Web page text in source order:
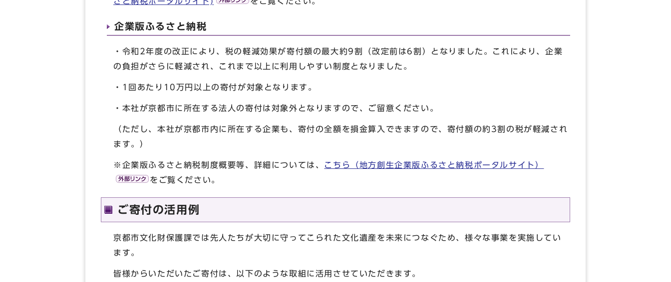
企業版ふるさと納税
・令和2年度の改正により、税の軽減効果が寄付額の最大約9割（改定前は6割）となりました。これにより、企業
の負担がさらに軽減され、これまで以上に利用しやすい制度となりました。
・1回あたり10万円以上の寄付が対象となります。
・本社が京都市に所在する法人の寄付は対象外となりますので、ご留意ください。
（ただし、本社が京都市内に所在する企業も、寄付の全額を損金算入できますので、寄付額の約3割の税が軽減され
ます。）
※企業版ふるさと納税制度概要等、詳細については、 こちら（地方創生企業版ふるさと納税ポータルサイト）
をご覧ください。
ご寄付の活用例
京都市文化財保護課では先人たちが大切に守ってこられた文化遺産を未来につなぐため、様々な事業を実施してい
ます。
皆様からいただいたご寄付は、以下のような取組に活用させていただきます。